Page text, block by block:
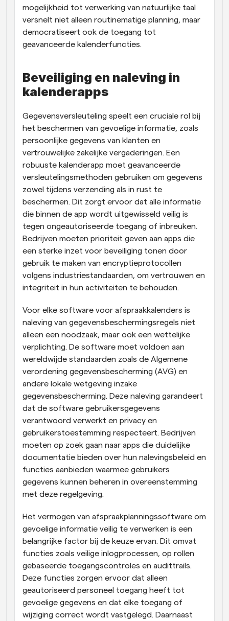
mogelijkheid tot verwerking van natuurlijke taal
versnelt niet alleen routinematige planning, maar
democratiseert ook de toegang tot
geavanceerde kalenderfuncties.
Beveiliging en naleving in
kalenderapps
Gegevensversleuteling speelt een cruciale rol bij
het beschermen van gevoelige informatie, zoals
persoonlijke gegevens van klanten en
vertrouwelijke zakelijke vergaderingen. Een
robuuste kalenderapp moet geavanceerde
versleutelingsmethoden gebruiken om gegevens
zowel tijdens verzending als in rust te
beschermen. Dit zorgt ervoor dat alle informatie
die binnen de app wordt uitgewisseld veilig is
tegen ongeautoriseerde toegang of inbreuken.
Bedrijven moeten prioriteit geven aan apps die
een sterke inzet voor beveiliging tonen door
gebruik te maken van encryptieprotocollen
volgens industriestandaarden, om vertrouwen en
integriteit in hun activiteiten te behouden.
Voor elke software voor afspraakkalenders is
naleving van gegevensbeschermingsregels niet
alleen een noodzaak, maar ook een wettelijke
verplichting. De software moet voldoen aan
wereldwijde standaarden zoals de Algemene
verordening gegevensbescherming (AVG) en
andere lokale wetgeving inzake
gegevensbescherming. Deze naleving garandeert
dat de software gebruikersgegevens
verantwoord verwerkt en privacy en
gebruikerstoestemming respecteert. Bedrijven
moeten op zoek gaan naar apps die duidelijke
documentatie bieden over hun nalevingsbeleid en
functies aanbieden waarmee gebruikers
gegevens kunnen beheren in overeenstemming
met deze regelgeving.
Het vermogen van afspraakplanningssoftware om
gevoelige informatie veilig te verwerken is een
belangrijke factor bij de keuze ervan. Dit omvat
functies zoals veilige inlogprocessen, op rollen
gebaseerde toegangscontroles en audittrails.
Deze functies zorgen ervoor dat alleen
geautoriseerd personeel toegang heeft tot
gevoelige gegevens en dat elke toegang of
wijziging correct wordt vastgelegd. Daarnaast